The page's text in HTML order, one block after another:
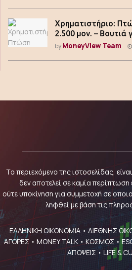
Χρηματιστήριο:
2.500 μον. – Βουτιά
byMoneyView Team
Το περιεχόμενο της ιστοσελίδας,
δεν αποτελεί σε καμία
ούτε υποκίνηση για συμμετοχή σε
ληφθεί με βάση τις
ΕΛΛΗΝΙΚΗ ΟΙΚΟΝΟΜΙΑ • ΔΙΕΘΝΗΣ
ΑΓΟΡΕΣ• MONEY TALK • ΚΟΣΜΟΣ •
ΑΠΟΨΕΙΣ • LIFE &